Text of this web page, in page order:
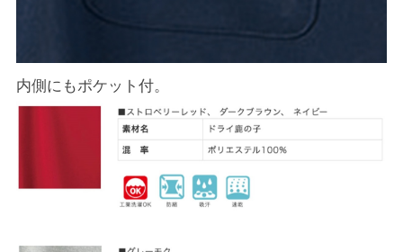
内側にもポケット付。